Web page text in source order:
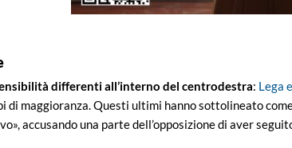
differenti all’interno del centrodestra: Lega
di maggioranza. Questi ultimi hanno sottolineato
accusando una parte dell’opposizione di aver